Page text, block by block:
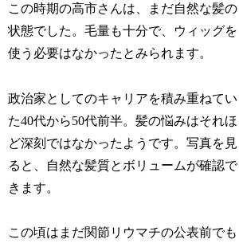
この時期の高市さんは、まだ自然な髪の
状態でした。毛量も十分で、ウィッグを
使う必要はなかったとみられます。
政治家としてのキャリアを積み重ねてい
た40代から50代前半。髪の悩みはそれほ
ど深刻ではなかったようです。写真を見
ると、自然な髪質とボリュームが確認で
きます。
この頃はまだ関節リウマチの公表前でも